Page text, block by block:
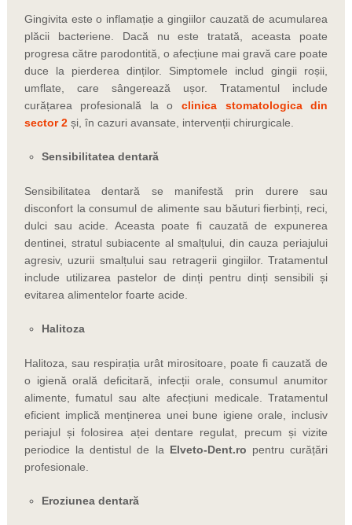
Gingivita este o inflamație a gingiilor cauzată de acumularea
plăcii bacteriene. Dacă nu este tratată, aceasta poate
progresa către parodontită, o afecțiune mai gravă care poate
duce la pierderea dinților. Simptomele includ gingii roșii,
umflate, care sângerează ușor. Tratamentul include
curățarea profesională la oclinica stomatologica din
sector 2și, în cazuri avansate, intervenții chirurgicale.
Sensibilitatea dentară
Sensibilitatea dentară se manifestă prin durere sau
disconfort la consumul de alimente sau băuturi fierbinți, reci,
dulci sau acide. Aceasta poate fi cauzată de expunerea
dentinei, stratul subiacente al smalțului, din cauza periajului
agresiv, uzurii smalțului sau retragerii gingiilor. Tratamentul
include utilizarea pastelor de dinți pentru dinți sensibili și
evitarea alimentelor foarte acide.
Halitoza
Halitoza, sau respirația urât mirositoare, poate fi cauzată de
o igienă orală deficitară, infecții orale, consumul anumitor
alimente, fumatul sau alte afecțiuni medicale. Tratamentul
eficient implică menținerea unei bune igiene orale, inclusiv
periajul și folosirea aței dentare regulat, precum și vizite
periodice la dentistul de la Elveto-Dent.ro pentru curățări
profesionale.
Eroziunea dentară